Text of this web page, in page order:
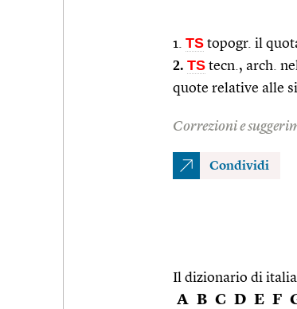
1. TS topogr. il
2. TS tecn., arch.
quote relative alle
Correzioni e
Condividi
Il dizionario di
A B C D E F